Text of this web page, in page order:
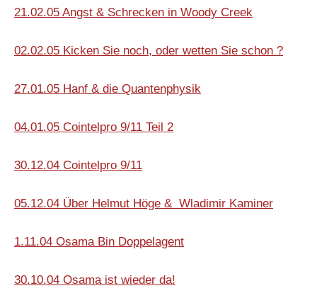
21.02.05 Angst & Schrecken in Woody Creek
02.02.05 Kicken Sie noch, oder wetten Sie schon ?
27.01.05 Hanf & die Quantenphysik
04.01.05 Cointelpro 9/11 Teil 2
30.12.04 Cointelpro 9/11
05.12.04 Über Helmut Höge & Wladimir Kaminer
1.11.04 Osama Bin Doppelagent
30.10.04 Osama ist wieder da!